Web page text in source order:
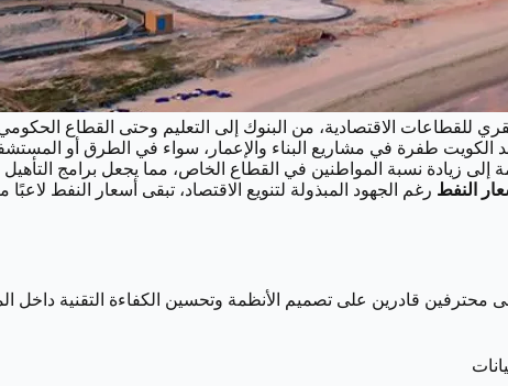
للقطاعات الاقتصادية، من البنوك إلى التعليم وحتى القطاع
الكويت طفرة في مشاريع البناء والإعمار، سواء في الطرق أو
إلى زيادة نسبة المواطنين في القطاع الخاص، مما يجعل برامج
رغم الجهود المبذولة لتنويع الاقتصاد، تبقى أسعار النفط
محترفين قادرين على تصميم الأنظمة وتحسين الكفاءة التقنية داخل